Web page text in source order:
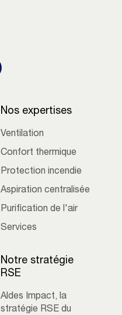
Nos expertises
Ventilation
Confort thermique
Protection incendie
Aspiration centralisée
Purification de l'air
Services
Notre stratégie
RSE
Aldes Impact, la
stratégie RSE du